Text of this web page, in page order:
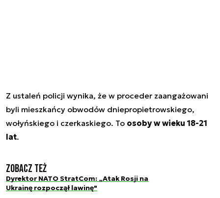
Z ustaleń policji wynika, że w proceder zaangażowani
byli mieszkańcy obwodów dniepropietrowskiego,
wołyńskiego i czerkaskiego. To osoby w wieku 18-21
lat.
Zobacz też
Dyrektor NATO StratCom: „Atak Rosji na
Ukrainę rozpoczął lawinę"